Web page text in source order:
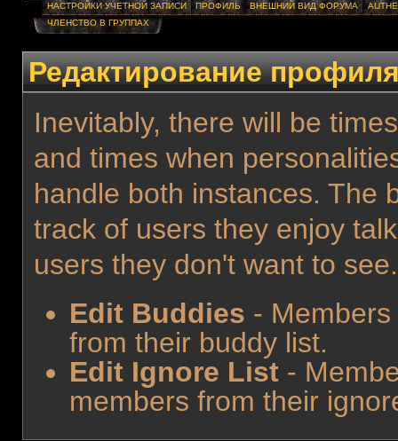
НАСТРОЙКИ УЧЕТНОЙ ЗАПИСИ ПРОФИЛЬ ВНЕШНИЙ ВИД ФОРУМА
ЧЛЕНСТВО В ГРУППАХ
Редактирование
Inevitably, there will be
and times when
handle both instances. The
track of users they enjoy
users they don't want to see.
Edit Buddies -
from their buddy list.
Edit Ignore List -
members from their